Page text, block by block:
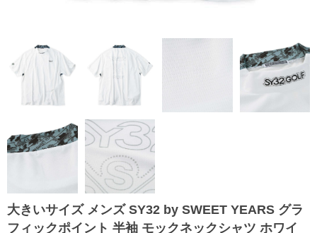
大きいサイズ メンズ SY32 by SWEET YEARS グラ
フィックポイント 半袖 モックネックシャツ ホワイ